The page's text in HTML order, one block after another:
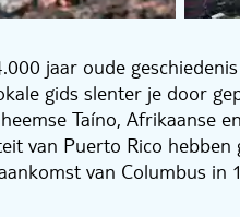
jaar oude
gids slenter je door
Taíno, Afrikaanse
van Puerto Rico hebben
van Columbus in
inclusief de verborgen